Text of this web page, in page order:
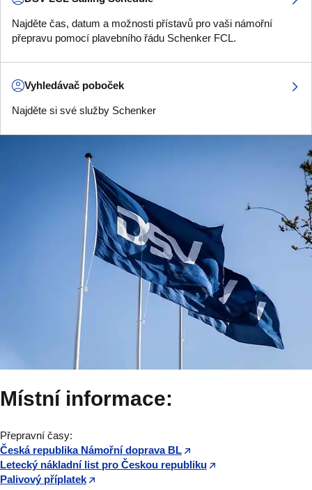
Najděte čas, datum a možnosti přístavů pro vaši námořní
přepravu pomocí plavebního řádu Schenker FCL.
Vyhledávač poboček
Najděte si své služby Schenker
Místní informace:
Přepravní časy:
Česká republika Námořní doprava BL
Letecký nákladní list pro Českou republiku
Palivový příplatek